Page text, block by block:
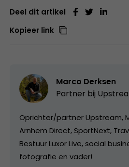
Deel dit artikel
Kopieer link
Marco Derksen
Partner bij
Oprichter/partner Upstream,
Arnhem Direct, SportNext,
Bestuur Luxor Live, social
fotografie en vader!